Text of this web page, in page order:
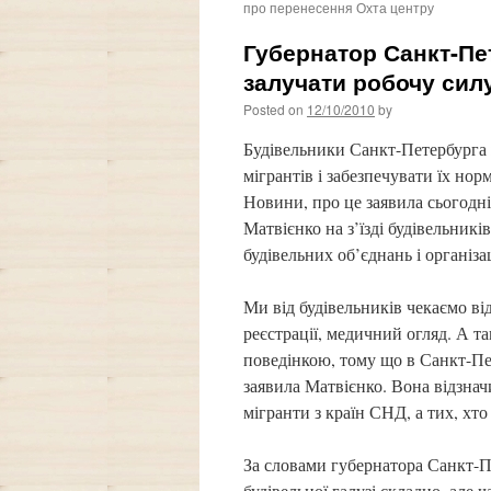
про перенесення Охта центру
Губернатор Санкт-
залучати робочу
Posted on 12/10/2010 by
Будівельники Санкт-
мігрантів і забезпечувати їх
Новини, про це заявила
Матвієнко на з’їзді
будівельних об’єднань і
Ми від будівельників чекаємо
реєстрації, медичний огляд. А
поведінкою, тому що в Санкт-
заявила Матвієнко. Вона
мігранти з країн СНД, а тих,
За словами губернатора Санкт-